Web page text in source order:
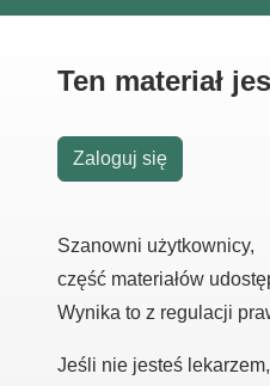
Ten materiał
Zaloguj się
Szanowni użytkownicy,
część materiałów
Wynika to z regulacji
Jeśli nie jesteś